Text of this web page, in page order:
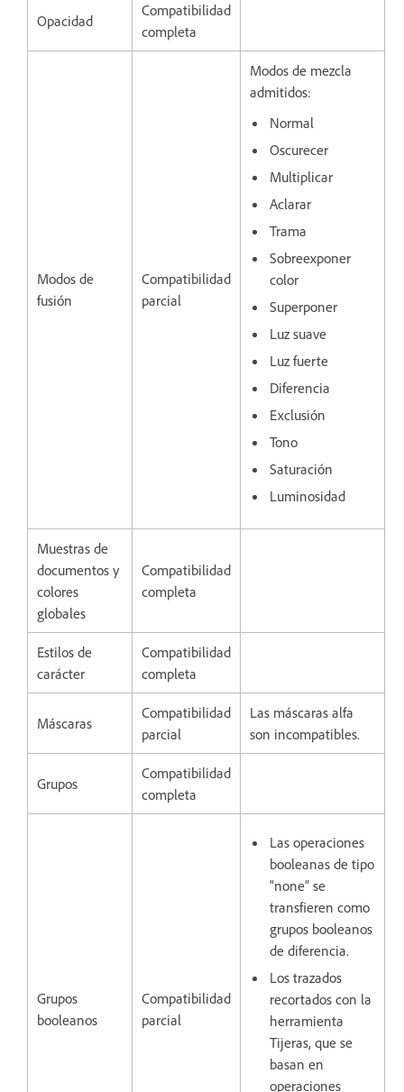
Opacidad
Compatibilidad
completa
Modos de
fusión
Compatibilidad
parcial
Modos de mezcla
admitidos:
Normal
Oscurecer
Multiplicar
Aclarar
Trama
Sobreexponer
color
Superponer
Luz suave
Luz fuerte
Diferencia
Exclusión
Tono
Saturación
Luminosidad
Muestras de
documentos y
colores
globales
Compatibilidad
completa
Estilos de
carácter
Compatibilidad
completa
Máscaras
Compatibilidad
parcial
Las máscaras alfa
son incompatibles.
Grupos
Compatibilidad
completa
Grupos
booleanos
Compatibilidad
parcial
Las operaciones
booleanas de tipo
“none” se
transfieren como
grupos booleanos
de diferencia.
Los trazados
recortados con la
herramienta
Tijeras, que se
basan en
operaciones